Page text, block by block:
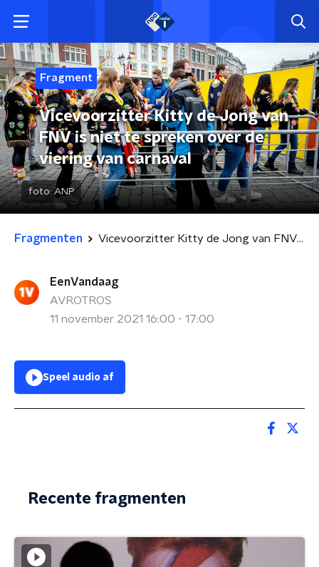
Fragment
Vicevoorzitter Kitty de Jong van
FNV is niet te spreken over de
viering van carnaval
foto:ANP
Fragmenten Vicevoorzitter Kitty de Jong van FNV is niet te spreken over de viering van carnaval
EenVandaag
AVROTROS
11 november 2021 16:00 - 17:00
Speel audio af
Recente fragmenten